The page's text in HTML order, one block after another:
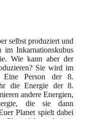
selbst produziert und
im Inkarnationskubus
Wie kann aber der
Sie wird im
Eine Person der 8.
die Energie der 8.
andere Energien,
die sie dann
Planet spielt dabei